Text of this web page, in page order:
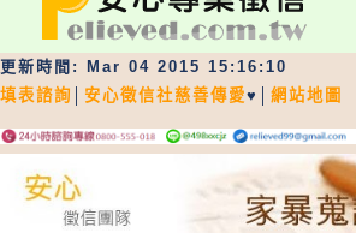
更新時間: Mar 04 2015 15:16:10
填表諮詢
安心徵信社慈善傳愛♥│ 網站地圖